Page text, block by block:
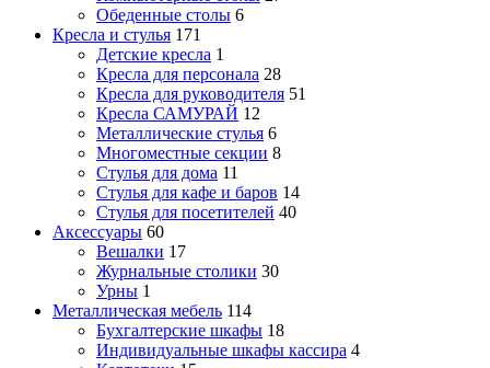
Обеденные столы 6
Кресла и стулья 171
Детские кресла 1
Кресла для персонала 28
Кресла для руководителя 51
Кресла САМУРАЙ 12
Металлические стулья 6
Многоместные секции 8
Стулья для дома 11
Стулья для кафе и баров 14
Стулья для посетителей 40
Аксессуары 60
Вешалки 17
Журнальные столики 30
Урны 1
Металлическая мебель 114
Бухгалтерские шкафы 18
Индивидуальные шкафы кассира 4